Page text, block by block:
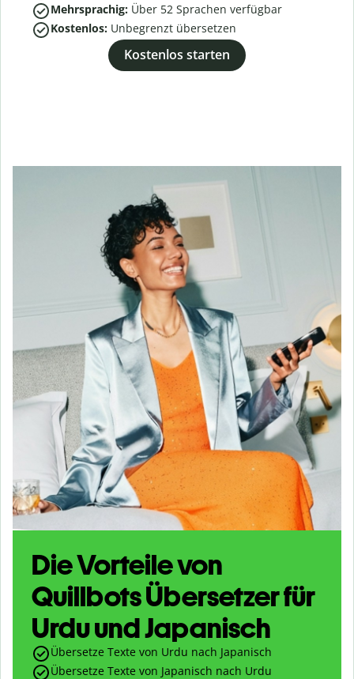
Mehrsprachig: Über 52 Sprachen verfügbar
Kostenlos: Unbegrenzt übersetzen
Kostenlos starten
Die Vorteile von
Quillbots Übersetzer für
Urdu und Japanisch
Übersetze Texte von Urdu nach Japanisch
Übersetze Texte von Japanisch nach Urdu